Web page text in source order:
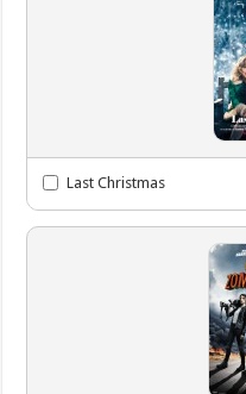
Last Christmas